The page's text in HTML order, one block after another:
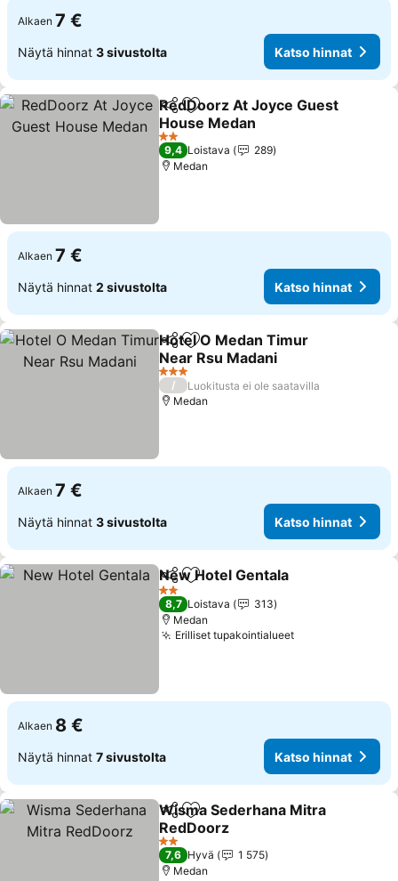
Alkaen 7 €
Näytä hinnat 3 sivustolta Katso hinnat
Jaa Lisää suosikkeihin
RedDoorz At Joyce Guest
House Medan
2 Tähtiluokitus
9,4 Loistava
289
Medan
Alkaen 7 €
Näytä hinnat 2 sivustolta Katso hinnat
Jaa Lisää suosikkeihin
Hotel O Medan Timur
Near Rsu Madani
3 Tähtiluokitus
/
Luokitusta ei ole saatavilla
Medan
Alkaen 7 €
Näytä hinnat 3 sivustolta Katso hinnat
Jaa Lisää suosikkeihin
New Hotel Gentala
2 Tähtiluokitus
8,7 Loistava
313
Medan
Erilliset tupakointialueet
Alkaen 8 €
Näytä hinnat 7 sivustolta Katso hinnat
Jaa Lisää suosikkeihin
Wisma Sederhana Mitra
RedDoorz
2 Tähtiluokitus
7,6 Hyvä
1 575
Medan